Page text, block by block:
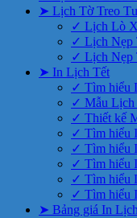
➤ Lịch Tờ Treo
✓ Lịch Lò
✓ Lịch Nẹp
✓ Lịch Nẹp
➤ In Lịch Tết
✓ Tìm hiểu
✓ Mẫu Lịch
✓ Thiết kế
✓ Tìm hiểu
✓ Tìm hiểu
✓ Tìm hiểu
✓ Tìm hiểu
✓ Tìm hiểu
➤ Bảng giá In